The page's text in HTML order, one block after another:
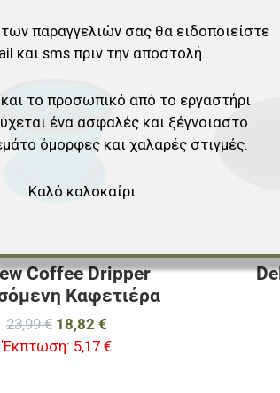
αγαπημένα Προσθήκη στα
Γρήγορη ματιά
Coffee Dripper
Καφετιέρα
23,99 € 18,82 €
Έκπτωση: 5,17 €
των παραγγελιών σας θα ειδοποιείστε
και sms πριν την αποστολή.
το προσωπικό από το εργαστήρι
ένα ασφαλές και ξέγνοιαστο
όμορφες και χαλαρές στιγμές.
Καλό καλοκαίρι